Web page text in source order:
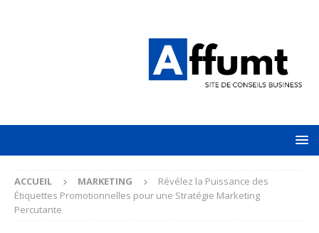
ACCUEIL MARKETING
Révélez la Puissance des
Étiquettes Promotionnelles pour une Stratégie Marketing
Percutante